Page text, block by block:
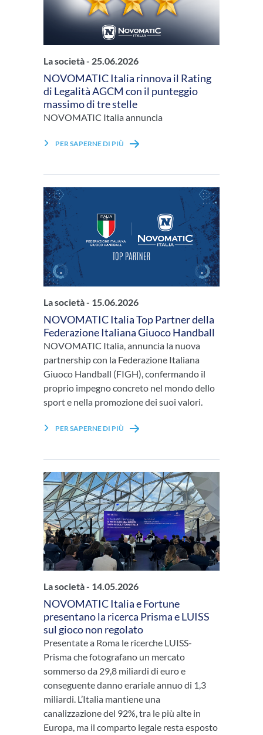
La società - 25.06.2026
NOVOMATIC Italia rinnova il Rating
di Legalità AGCM con il punteggio
massimo di tre stelle
NOVOMATIC Italia annuncia
PER SAPERNE DI PIÙ
La società - 15.06.2026
NOVOMATIC Italia Top Partner della
Federazione Italiana Giuoco Handball
NOVOMATIC Italia, annuncia la nuova
partnership con la Federazione Italiana
Giuoco Handball (FIGH), confermando il
proprio impegno concreto nel mondo dello
sport e nella promozione dei suoi valori.
PER SAPERNE DI PIÙ
La società - 14.05.2026
NOVOMATIC Italia e Fortune
presentano la ricerca Prisma e LUISS
sul gioco non regolato
Presentate a Roma le ricerche LUISS-
Prisma che fotografano un mercato
sommerso da 29,8 miliardi di euro e
conseguente danno erariale annuo di 1,3
miliardi. L’Italia mantiene una
canalizzazione del 92%, tra le più alte in
Europa, ma il comparto legale resta esposto